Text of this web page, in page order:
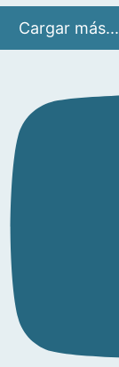
Cargar más...